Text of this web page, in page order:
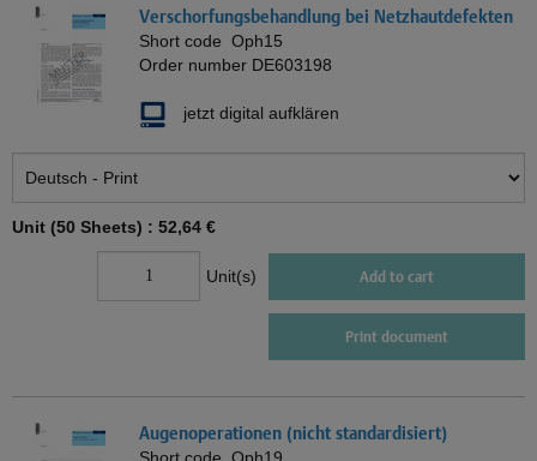
Verschorfungsbehandlung bei Netzhautdefekten
Short code Oph15
Order number DE603198
jetzt digital aufklären
Unit (50 Sheets) : 52,64 €
Unit(s) Add to cart
Print document
Augenoperationen (nicht standardisiert)